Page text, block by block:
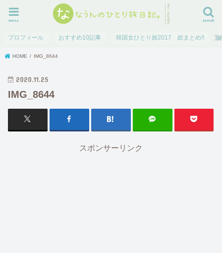
search
menu
プロフィール おすすめ10記事 韓国女ひとり旅2017 総まとめ!!
HOME IMG_8644
2020.11.25
IMG_8644
スポンサーリンク